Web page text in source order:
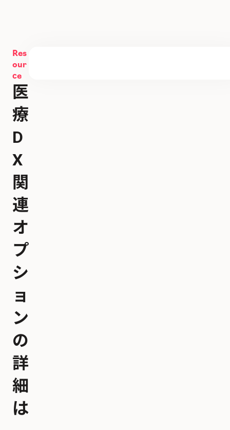
Res
our
ce
医
療
D
X
関
連
オ
プ
シ
ョ
ン
の
詳
細
は